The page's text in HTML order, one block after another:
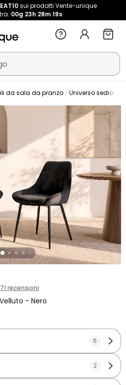
sui prodotti Vente-unique
00g 23h 28m17s
da sala da pranzo Universo sedia
recensioni
- Nero
6
2